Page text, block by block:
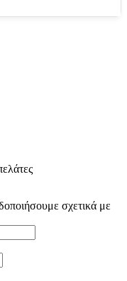
σχετικά με